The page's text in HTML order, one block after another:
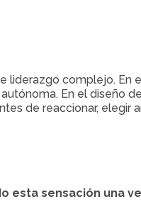
liderazgo complejo. En
En el diseño
de reaccionar, elegir
esta sensación una